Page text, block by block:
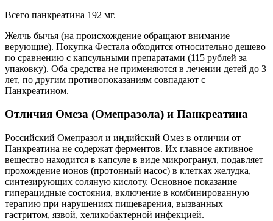
Всего панкреатина 192 мг.
Желчь бычья (на происхождение обращают внимание
верующие). Покупка Фестала обходится относительно дешево
по сравнению с капсульными препаратами (115 рублей за
упаковку). Оба средства не применяются в лечении детей до 3
лет, по другим противопоказаниям совпадают с
Панкреатином.
Отличия Омеза (Омепразола) и Панкреатина
Российский Омепразол и индийский Омез в отличии от
Панкреатина не содержат ферментов. Их главное активное
вещество находится в капсуле в виде микрогранул, подавляет
прохождение ионов (протонный насос) в клетках желудка,
синтезирующих соляную кислоту. Основное показание —
гиперацидные состояния, включение в комбинированную
терапию при нарушениях пищеварения, вызванных
гастритом, язвой, хеликобактерной инфекцией.